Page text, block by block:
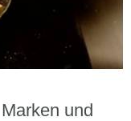
und